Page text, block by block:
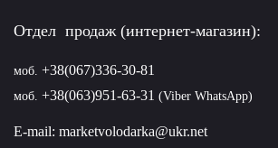
Отдел продаж (интернет-магазин):
моб. +38(067)336-30-81
моб. +38(063)951-63-31 (Viber WhatsApp)
E-mail: marketvolodarka@ukr.net